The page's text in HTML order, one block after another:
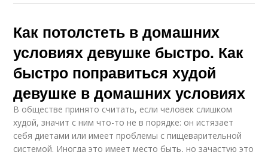
Как потолстеть в домашних
условиях девушке быстро. Как
быстро поправиться худой
девушке в домашних условиях
В обществе принято считать, если человек слишком
худой, значит с ним что-то не в порядке: он истязает
себя диетами или имеет проблемы с пищеварительной
системой. Иногда это имеет место быть, но зачастую это